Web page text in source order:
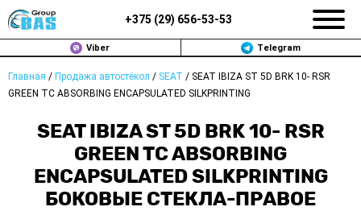
+375 (29) 656-53-53
Viber Telegram
Главная / Продажа автостёкол / SEAT / SEAT IBIZA ST 5D BRK 10- RSR
GREEN TC ABSORBING ENCAPSULATED SILKPRINTING
SEAT IBIZA ST 5D BRK 10- RSR
GREEN TC ABSORBING
ENCAPSULATED SILKPRINTING
БОКОВЫЕ СТЕКЛА-ПРАВОЕ
ЗАМЕНА АВТОСТЕКОЛ В МИНСКЕ
ПРОДАЖА АВТОСТЁКОЛ
ДОП. УСЛУГИ